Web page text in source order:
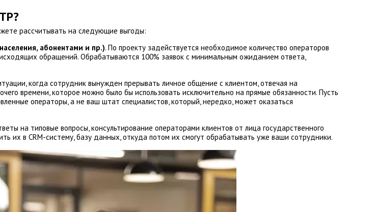
рассчитывать на следующие выгоды:
абонентами и пр.). По проекту задействуется необходимое количество операторов
обращений. Обрабатываются 100% заявок с минимальным ожиданием ответа,
когда сотрудник вынужден прерывать личное общение с клиентом, отвечая на
времени, которое можно было бы использовать исключительно на прямые обязанности. Пусть
операторы, а не ваш штат специалистов, который, нередко, может оказаться
на типовые вопросы, консультирование операторами клиентов от лица государственного
их в CRM-систему, базу данных, откуда потом их смогут обрабатывать уже ваши сотрудники.